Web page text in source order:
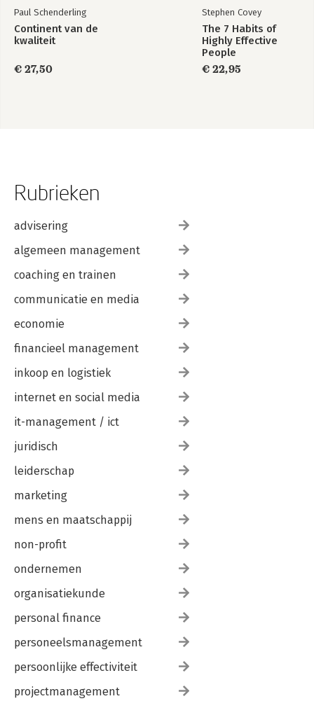
Paul Schenderling
Continent van de
kwaliteit
€ 27,50
Stephen Covey
The 7 Habits of
Highly Effective
People
€ 22,95
Rubrieken
advisering
algemeen management
coaching en trainen
communicatie en media
economie
financieel management
inkoop en logistiek
internet en social media
it-management / ict
juridisch
leiderschap
marketing
mens en maatschappij
non-profit
ondernemen
organisatiekunde
personal finance
personeelsmanagement
persoonlijke effectiviteit
projectmanagement